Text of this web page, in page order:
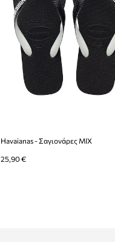
Havaianas - Σαγιονάρες MIX
25,90 €